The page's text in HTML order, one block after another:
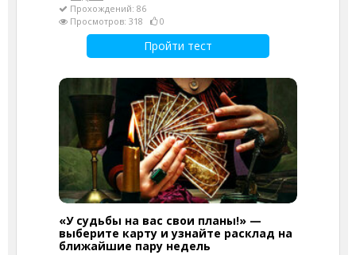
Прохождений: 86
Просмотров: 318
0
Пройти тест
«У судьбы на вас свои планы!» —
выберите карту и узнайте расклад на
ближайшие пару недель